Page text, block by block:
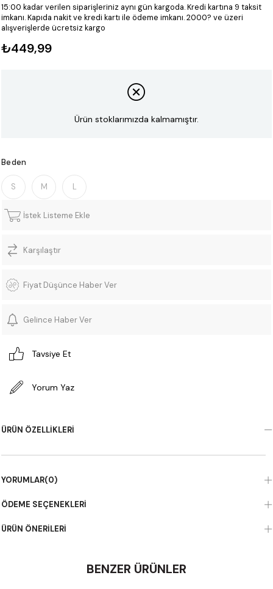
15:00 kadar verilen siparişleriniz aynı gün kargoda.Kredi kartına 9 taksit
imkanı.Kapıda nakit ve kredi kartı ile ödeme imkanı.2000? ve üzeri
alışverişlerde ücretsiz kargo
₺449,99
Ürün stoklarımızda kalmamıştır.
Beden
S M L
İstek Listeme Ekle
Karşılaştır
Fiyat Düşünce Haber Ver
Gelince Haber Ver
Tavsiye Et
Yorum Yaz
ÜRÜN ÖZELLIKLERI
YORUMLAR(0)
ÖDEME SEÇENEKLERI
ÜRÜN ÖNERILERI
BENZER ÜRÜNLER